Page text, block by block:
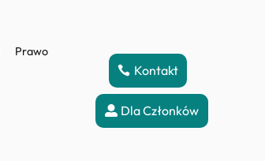
Prawo
Kontakt
Dla Członków